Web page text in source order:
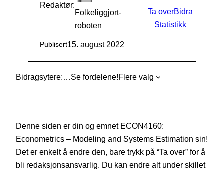
Redaktør:
Folkeliggjort-
roboten
Publisert15. august 2022
Ta overBidra
Statistikk
Bidragsytere: Se fordelene!Flere valg
Denne siden er din og emnet ECON4160:
Econometrics – Modeling and Systems Estimation sin!
Det er enkelt å endre den, bare trykk på “Ta over” for å
bli redaksjonsansvarlig. Du kan endre alt under skillet